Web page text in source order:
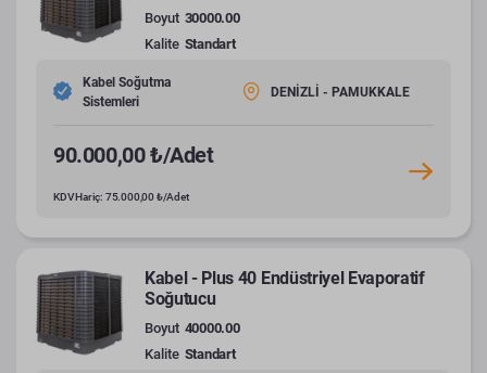
Boyut 30000.00
Kalite Standart
Kabel Soğutma
Sistemleri
DENİZLİ - PAMUKKALE
90.000,00 ₺/Adet
KDV Hariç: 75.000,00 ₺/Adet
Kabel - Plus 40 Endüstriyel Evaporatif
Soğutucu
Boyut 40000.00
Kalite Standart